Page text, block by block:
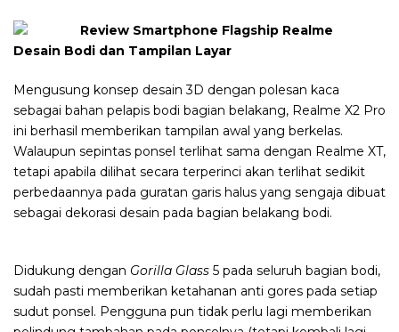
Desain Bodi dan Tampilan Layar
Mengusung konsep desain 3D dengan polesan kaca
sebagai bahan pelapis bodi bagian belakang, Realme X2 Pro
ini berhasil memberikan tampilan awal yang berkelas.
Walaupun sepintas ponsel terlihat sama dengan Realme XT,
tetapi apabila dilihat secara terperinci akan terlihat sedikit
perbedaannya pada guratan garis halus yang sengaja dibuat
sebagai dekorasi desain pada bagian belakang bodi.
Didukung dengan Gorilla Glass 5 pada seluruh bagian bodi,
sudah pasti memberikan ketahanan anti gores pada setiap
sudut ponsel. Pengguna pun tidak perlu lagi memberikan